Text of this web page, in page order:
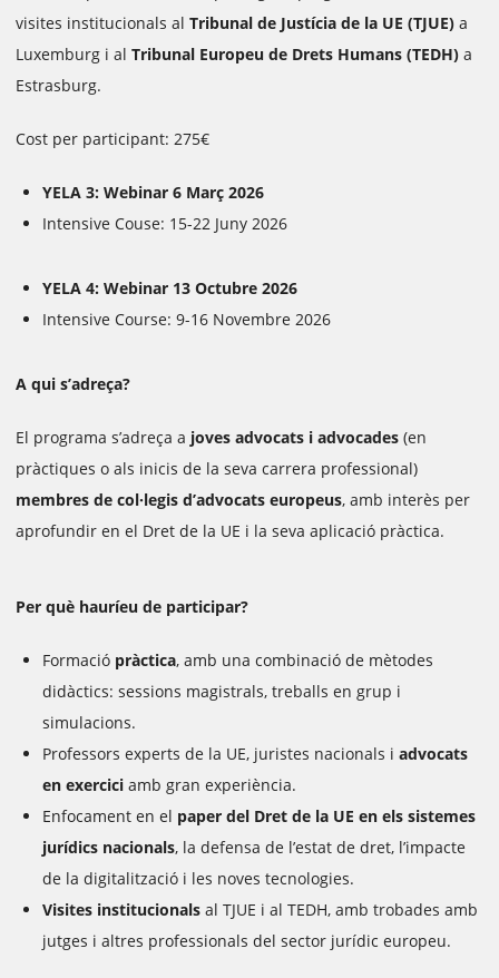
visites institucionals al Tribunal de Justícia de la UE (TJUE) a
Luxemburg i al Tribunal Europeu de Drets Humans (TEDH) a
Estrasburg.
Cost per participant: 275€
YELA 3: Webinar 6 Març 2026
Intensive Couse: 15-22 Juny 2026
YELA 4: Webinar 13 Octubre 2026
Intensive Course: 9-16 Novembre 2026
A qui s’adreça?
El programa s’adreça a joves advocats i advocades (en
pràctiques o als inicis de la seva carrera professional)
membres de col·legis d’advocats europeus, amb interès per
aprofundir en el Dret de la UE i la seva aplicació pràctica.
Per què hauríeu de participar?
Formació pràctica, amb una combinació de mètodes
didàctics: sessions magistrals, treballs en grup i
simulacions.
Professors experts de la UE, juristes nacionals i advocats
en exercici amb gran experiència.
Enfocament en el paper del Dret de la UE en els sistemes
jurídics nacionals, la defensa de l’estat de dret, l’impacte
de la digitalització i les noves tecnologies.
Visites institucionals al TJUE i al TEDH, amb trobades amb
jutges i altres professionals del sector jurídic europeu.